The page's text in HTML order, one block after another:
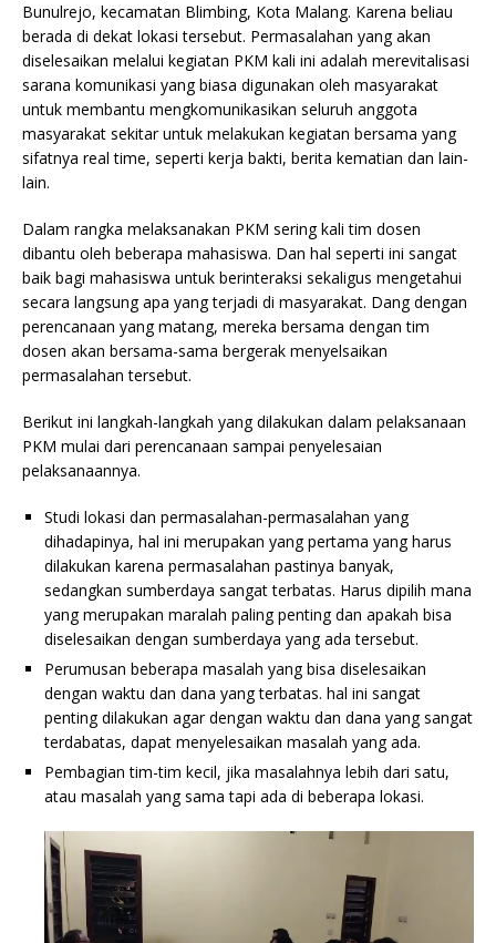
Bunulrejo, kecamatan Blimbing, Kota Malang. Karena beliau
berada di dekat lokasi tersebut. Permasalahan yang akan
diselesaikan melalui kegiatan PKM kali ini adalah merevitalisasi
sarana komunikasi yang biasa digunakan oleh masyarakat
untuk membantu mengkomunikasikan seluruh anggota
masyarakat sekitar untuk melakukan kegiatan bersama yang
sifatnya real time, seperti kerja bakti, berita kematian dan lain-
lain.
Dalam rangka melaksanakan PKM sering kali tim dosen
dibantu oleh beberapa mahasiswa. Dan hal seperti ini sangat
baik bagi mahasiswa untuk berinteraksi sekaligus mengetahui
secara langsung apa yang terjadi di masyarakat. Dang dengan
perencanaan yang matang, mereka bersama dengan tim
dosen akan bersama-sama bergerak menyelsaikan
permasalahan tersebut.
Berikut ini langkah-langkah yang dilakukan dalam pelaksanaan
PKM mulai dari perencanaan sampai penyelesaian
pelaksanaannya.
Studi lokasi dan permasalahan-permasalahan yang
dihadapinya, hal ini merupakan yang pertama yang harus
dilakukan karena permasalahan pastinya banyak,
sedangkan sumberdaya sangat terbatas. Harus dipilih mana
yang merupakan maralah paling penting dan apakah bisa
diselesaikan dengan sumberdaya yang ada tersebut.
Perumusan beberapa masalah yang bisa diselesaikan
dengan waktu dan dana yang terbatas. hal ini sangat
penting dilakukan agar dengan waktu dan dana yang sangat
terdabatas, dapat menyelesaikan masalah yang ada.
Pembagian tim-tim kecil, jika masalahnya lebih dari satu,
atau masalah yang sama tapi ada di beberapa lokasi.